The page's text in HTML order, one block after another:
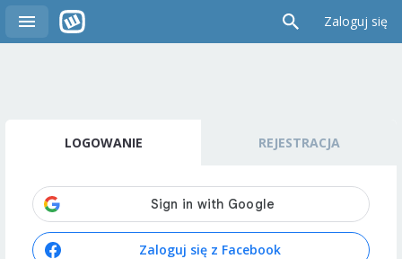
Zaloguj się
LOGOWANIE REJESTRACJA
Zaloguj się z Facebook